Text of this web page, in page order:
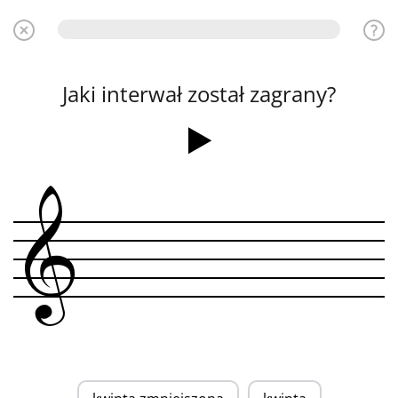
Jaki interwał został zagrany?
&